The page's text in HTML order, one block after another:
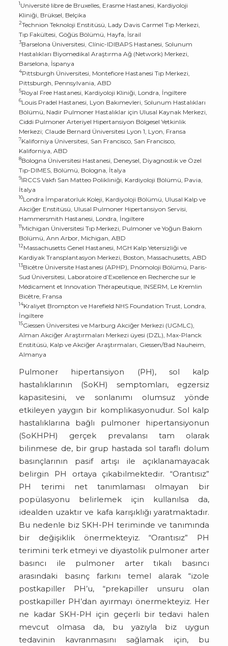
1Université libre de Bruxelles, Erasme Hastanesi, Kardiyoloji
Kliniği, Brüksel, Belçika
2Technion Teknoloji Enstitüsü, Lady Davis Carmel Tıp Merkezi,
Tıp Fakültesi, Göğüs Bölümü, Hayfa, İsrail
3Barselona Üniversitesi, Clínic-IDIBAPS Hastanesi, Solunum
Hastalıkları Biyomedikal Araştırma Ağ (Network) Merkezi,
Barselona, İspanya
4Pittsburgh Üniversitesi, Montefiore Hastanesi Tıp Merkezi,
Pittsburgh, Pennsylvania, ABD
5Royal Free Hastanesi, Kardiyoloji Kliniği, Londra, İngiltere
6Louis Pradel Hastanesi, Lyon Bakımevleri, Solunum Hastalıkları
Bölümü, Nadir Pulmoner Hastalıklar için Ulusal Kaynak Merkezi,
Ciddi Pulmoner Arteriyel Hipertansiyon Bölgesel Yetkinlik
Merkezi; Claude Bernard Üniversitesi Lyon 1, Lyon, Fransa
7Kaliforniya Üniversitesi, San Francisco, San Francisco,
Kaliforniya, ABD
8Bologna Üniversitesi Hastanesi, Deneysel, Diyagnostik ve Özel
Tıp-DIMES, Bölümü, Bologna, İtalya
9IRCCS Vakfı San Matteo Polikliniği, Kardiyoloji Bölümü, Pavia,
İtalya
10Londra İmparatorluk Koleji, Kardiyoloji Bölümü, Ulusal Kalp ve
Akciğer Enstitüsü, Ulusal Pulmoner Hipertansiyon Servisi,
Hammersmith Hastanesi, Londra, İngiltere
11Michigan Üniversitesi Tıp Merkezi, Pulmoner ve Yoğun Bakım
Bölümü, Ann Arbor, Michigan, ABD
12Massachusetts Genel Hastanesi, MGH Kalp Yetersizliği ve
Kardiyak Transplantasyon Merkezi, Boston, Massachusetts, ABD
13Bicêtre Üniversite Hastanesi (APHP), Pnömoloji Bölümü, Paris-
Sud Üniversitesi, Laboratoire d’Excellence en Recherche sur le
Médicament et Innovation Thérapeutique, INSERM, Le Kremlin
Bicêtre, Fransa
14Kraliyet Brompton ve Harefield NHS Foundation Trust, Londra,
İngiltere
15Giessen Üniversitesi ve Marburg Akciğer Merkezi (UGMLC),
Alman Akciğer Araştırmaları Merkezi üyesi (DZL), Max-Planck
Enstitüsü, Kalp ve Akciğer Araştırmaları, Giessen/Bad Nauheim,
Almanya
Pulmoner hipertansiyon (PH), sol kalp
hastalıklarının (SoKH) semptomları, egzersiz
kapasitesini, ve sonlanımı olumsuz yönde
etkileyen yaygın bir komplikasyonudur. Sol kalp
hastalıklarına bağlı pulmoner hipertansiyonun
(SoKHPH) gerçek prevalansı tam olarak
bilinmese de, bir grup hastada sol taraflı dolum
basınçlarının pasif artışı ile açıklanamayacak
belirgin PH ortaya çıkabilmektedir. “Orantısız”
PH terimi net tanımlaması olmayan bir
popülasyonu belirlemek için kullanılsa da,
idealden uzaktır ve kafa karışıklığı yaratmaktadır.
Bu nedenle biz SKH-PH teriminde ve tanımında
bir değişiklik önermekteyiz. “Orantısız” PH
terimini terk etmeyi ve diyastolik pulmoner arter
basıncı ile pulmoner arter tıkalı basıncı
arasındaki basınç farkını temel alarak “izole
postkapiller PH’u, “prekapiller unsuru olan
postkapiller PH’dan ayırmayı önermekteyiz. Her
ne kadar SKH-PH için geçerli bir tedavi halen
mevcut olmasa da, bu yazıyla biz uygun
tedavinin kavranmasını sağlamak için, bu